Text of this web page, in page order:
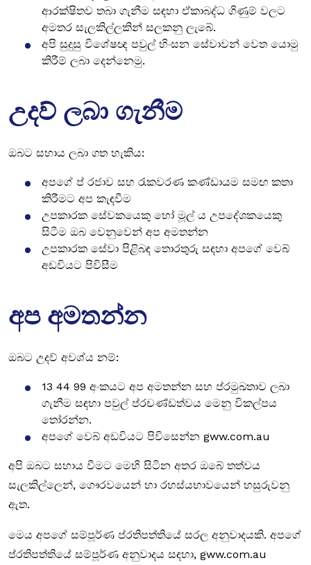
ආරක්ෂිතව තබා ගැනීම සඳහා ඒකාබද්ධ ගිණුම් වලට
අමතර සැලකිල්ලකින් සලකනු ලැබේ.
අපි සුදුසු විශේෂඥ පවුල් හිංසන සේවාවන් වෙත යොමු
කිරීම් ලබා දෙන්නෙමු.
උදව් ලබා ගැනීම
ඔබට සහාය ලබා ගත හැකිය:
අපගේ ප් රජාව සහ රැකවරණ කණ්ඩායම සමඟ කතා
කිරීමට අප කැඳවීම
උපකාරක සේවකයෙකු හෝ මූල් ය උපදේශකයෙකු
සිටීම ඔබ වෙනුවෙන් අප අමතන්න
උපකාරක සේවා පිළිබඳ තොරතුරු සඳහා අපගේ වෙබ්
අඩවියට පිවිසීම
අප අමතන්න
ඔබට උදව් අවශ්ය නම්:
13 44 99 අංකයට අප අමතන්න සහ ප්රමුඛතාව ලබා
ගැනීම සඳහා පවුල් ප්රචණ්ඩත්වය මෙනු විකල්පය
තෝරන්න.
අපගේ වෙබ් අඩවියට පිවිසෙන්න gww.com.au
අපි ඔබට සහාය වීමට මෙහි සිටින අතර ඔබේ තත්වය
සැලකිල්ලෙන්, ගෞරවයෙන් හා රහස්යභාවයෙන් හසුරුවනු
ඇත.
මෙය අපගේ සම්පූර්ණ ප්රතිපත්තියේ සරල අනුවාදයකි. අපගේ
ප්රතිපත්තියේ සම්පූර්ණ අනුවාදය සඳහා, gww.com.au